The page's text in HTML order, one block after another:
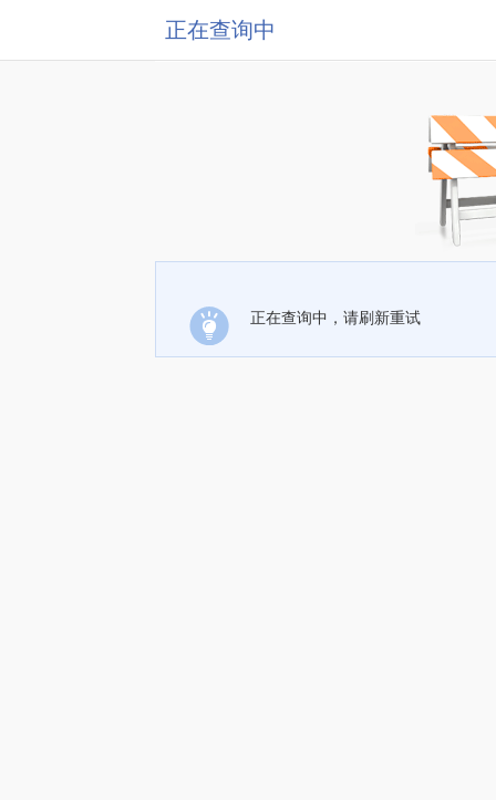
正在查询中
正在查询中，请刷新重试